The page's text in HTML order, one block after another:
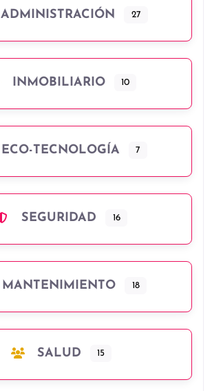
ADMINISTRACIÓN 27
INMOBILIARIO 10
ECO-TECNOLOGÍA 7
SEGURIDAD 16
MANTENIMIENTO 18
SALUD 15